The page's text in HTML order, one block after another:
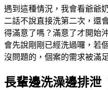
遇到這種情況，我會看爺爺
二話不說直接洗第二次，還
得滿意了嗎？滿意了才開始
會先說剛剛已經洗過囉，若
沒問題的，個案的需求被滿
長輩邊洗澡邊排泄